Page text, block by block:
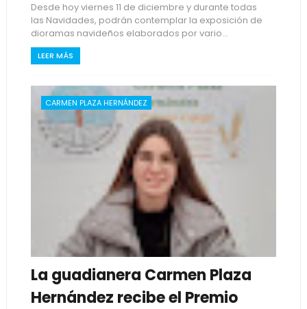
Desde hoy viernes 11 de diciembre y durante todas
las Navidades, podrán contemplar la exposición de
dioramas navideños elaborados por vario...
LEER MÁS
CARMEN PLAZA HERNÁNDEZ
La guadianera Carmen Plaza
Hernández recibe el Premio